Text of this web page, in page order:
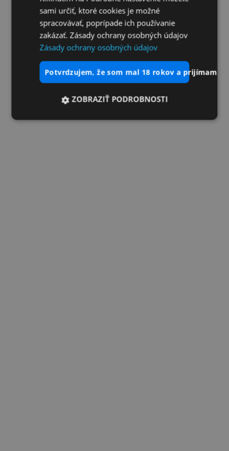
sami určiť, ktoré cookies je možné
spracovávať, poprípade ich používanie
zakázať. Zásady ochrany osobných údajov
Zásady ochrany osobných údajov
potvrdzujem, že som mal 18 rokov a prijímam
ZOBRAZIŤ PODROBNOSTI